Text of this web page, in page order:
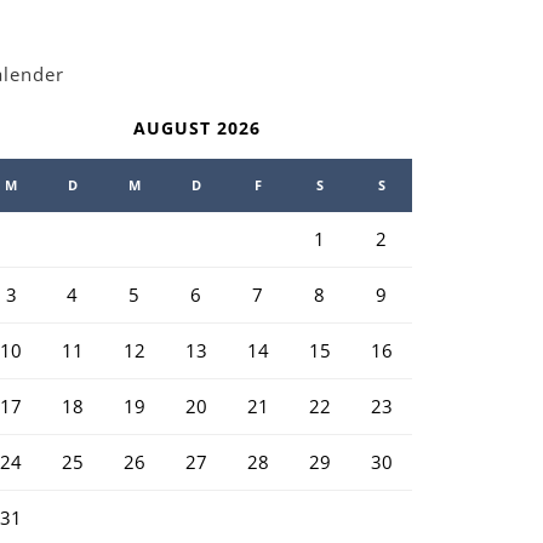
AUGUST 2026
M D M D F S S
1 2
3 4 5 6 7 8 9
10 11 12 13 14 15 16
17 18 19 20 21 22 23
24 25 26 27 28 29 30
31